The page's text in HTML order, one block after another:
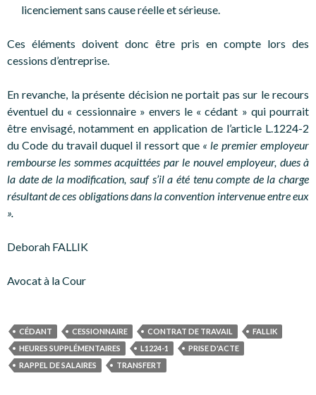
licenciement sans cause réelle et sérieuse.
Ces éléments doivent donc être pris en compte lors des
cessions d’entreprise.
En revanche, la présente décision ne portait pas sur le recours
éventuel du « cessionnaire » envers le « cédant » qui pourrait
être envisagé, notamment en application de l’article L.1224-2
du Code du travail duquel il ressort que « le premier employeur
rembourse les sommes acquittées par le nouvel employeur, dues à
la date de la modification, sauf s’il a été tenu compte de la charge
résultant de ces obligations dans la convention intervenue entre eux
».
Deborah FALLIK
Avocat à la Cour
CÉDANT CESSIONNAIRE CONTRAT DE TRAVAIL
FALLIK
HEURES SUPPLÉMENTAIRES
L1224-1
PRISE D'ACTE
RAPPEL DE SALAIRES
TRANSFERT